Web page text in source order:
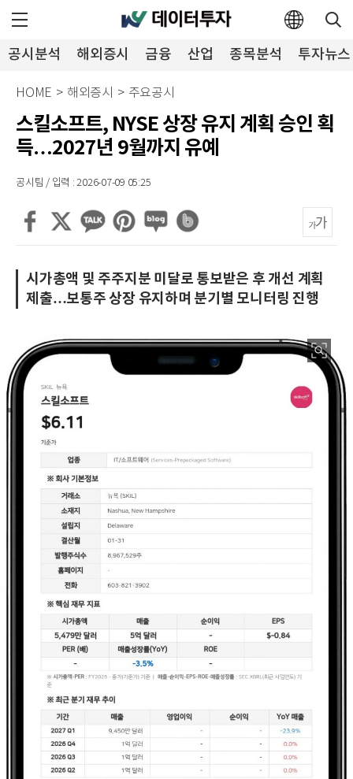
공시분석 해외증시 금융 산업 종목분석 투자뉴스
HOME > 해외증시 > 주요공시
스킬소프트, NYSE 상장 유지 계획 승인 획
득…2027년 9월까지 유예
공시팀 / 입력 : 2026-07-09 05:25
시가총액 및 주주지분 미달로 통보받은 후 개선 계획
제출…보통주 상장 유지하며 분기별 모니터링 진행